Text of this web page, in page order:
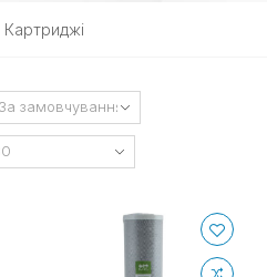
Картриджі